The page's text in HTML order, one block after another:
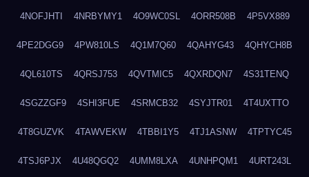
4NOFJHTI 4NRBYMY1 4O9WC0SL 4ORR508B 4P5VX889
4PE2DGG9 4PW810LS 4Q1M7Q60 4QAHYG43 4QHYCH8B
4QL610TS 4QRSJ753 4QVTMIC5 4QXRDQN7 4S31TENQ
4SGZZGF9 4SHI3FUE 4SRMCB32 4SYJTR01 4T4UXTTO
4T8GUZVK 4TAWVEKW 4TBBI1Y5 4TJ1ASNW 4TPTYC45
4TSJ6PJX 4U48QGQ2 4UMM8LXA 4UNHPQM1 4URT243L